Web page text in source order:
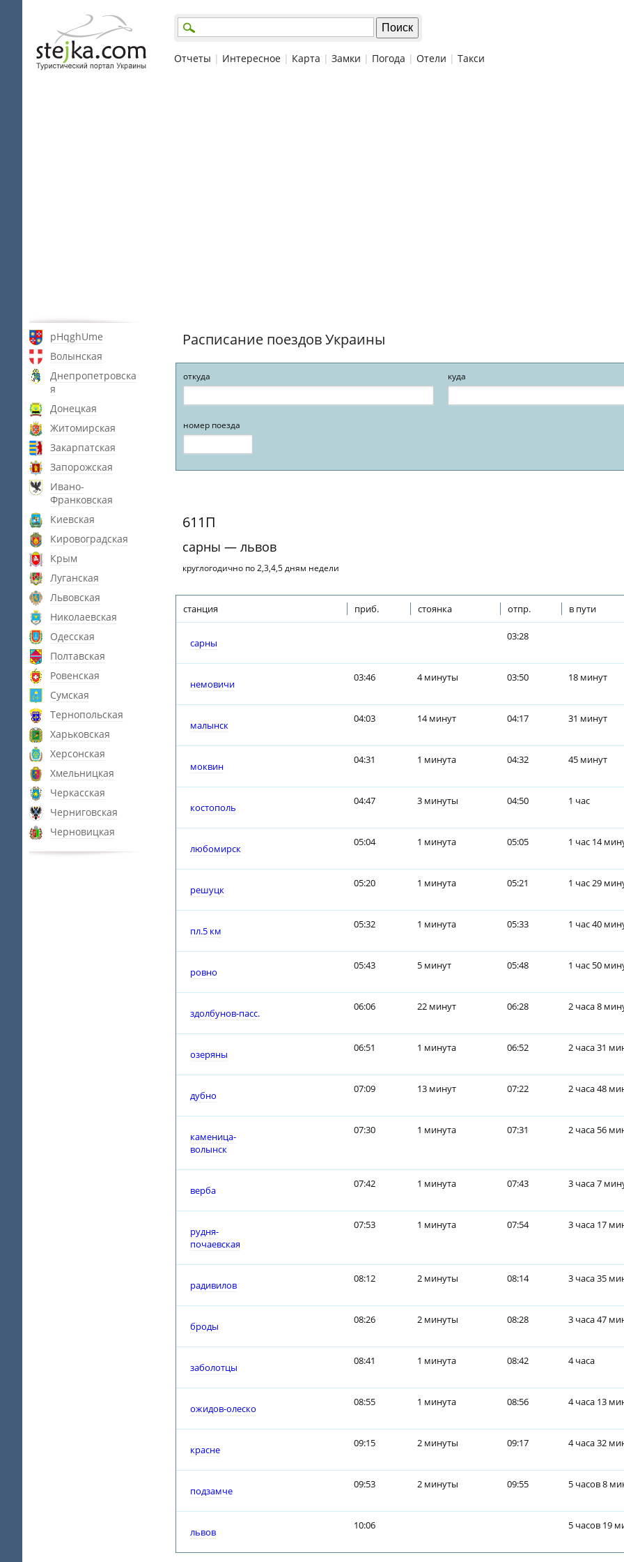
Отчеты | Интересное | Карта | Замки | Погода | Отели | Такси
pHqghUme
Волынская
Днепропетровска
я
Донецкая
Житомирская
Закарпатская
Запорожская
Ивано-
Франковская
Киевская
Кировоградская
Крым
Луганская
Львовская
Николаевская
Одесская
Полтавская
Ровенская
Сумская
Тернопольская
Харьковская
Херсонская
Хмельницкая
Черкасская
Черниговская
Черновицкая
Расписание поездов Украины
откуда куда
номер поезда
611П
сарны — львов
круглогодично по 2,3,4,5 дням недели
станция приб. стоянка отпр. в пути
сарны
03:28
немовичи
03:46 4 минуты 03:50 18 минут
малынск
04:03 14 минут 04:17 31 минут
моквин
04:31 1 минута 04:32 45 минут
костополь
04:47 3 минуты 04:50 1 час
любомирск
05:04 1 минута 05:05 1 час 14
решуцк
05:20 1 минута 05:21 1 час 29
пл.5 км
05:32 1 минута 05:33 1 час 40
ровно
05:43 5 минут 05:48 1 час 50
здолбунов-пасс.
06:06 22 минут 06:28 2 часа 8
озеряны
06:51 1 минута 06:52 2 часа 31
дубно
07:09 13 минут 07:22 2 часа 48
каменица-
волынск
07:30 1 минута 07:31 2 часа 56
верба
07:42 1 минута 07:43 3 часа 7
рудня-
почаевская
07:53 1 минута 07:54 3 часа 17
радивилов
08:12 2 минуты 08:14 3 часа 35
броды
08:26 2 минуты 08:28 3 часа 47
заболотцы
08:41 1 минута 08:42 4 часа
ожидов-олеско
08:55 1 минута 08:56 4 часа 13
красне
09:15 2 минуты 09:17 4 часа 32
подзамче
09:53 2 минуты 09:55 5 часов 8
львов
10:06 5 часов 19